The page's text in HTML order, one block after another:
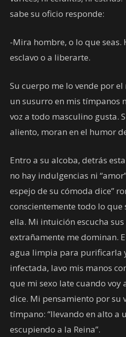
sabe su oficio responde:
-Mira hombre, o lo que seas.
esclavo o a liberarte.
Su cuerpo me lo vende por
un susurro en mis tímpanos
voz a todo masculino gusta.
aliento, moran en el humor
Entro a su alcoba, detrás
no hay indulgencias ni
espejo de su cómoda dice”
conscientemente todo lo que
ella. Mi intuición escucha
extrañamente me dominan.
agua limpia para purificarla
infectada, lavo mis manos
que mi sexo late cuando voy
dice. Mi pensamiento por su
tímpano: “llevando en alto a
escupiendo a la Reina”.